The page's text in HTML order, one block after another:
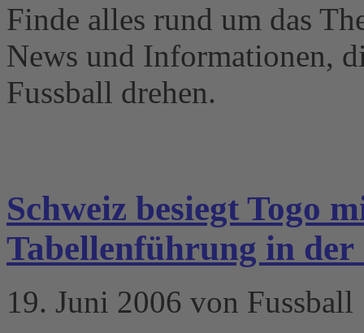
Finde alles rund um das
News und Informationen,
Fussball drehen.
Schweiz besiegt Togo
Tabellenführung in der
19. Juni 2006 von Fussball